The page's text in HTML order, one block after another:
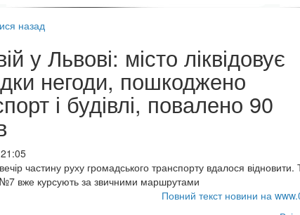
назад
у Львові: місто ліквідовує
негоди, пошкоджено
і будівлі, повалено 90
частину руху громадського транспорту вдалося відновити.
вже курсують за звичними маршрутами
Повний текст новини на